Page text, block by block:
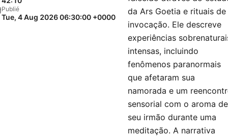
Publié
Tue, 4 Aug 2026 06:30:00 +0000
da Ars Goetia e rituais de
invocação. Ele descreve
experiências
intensas, incluindo
fenômenos paranormais
que afetaram sua
namorada e um
sensorial com o aroma de
seu irmão durante uma
meditação. A narrativa